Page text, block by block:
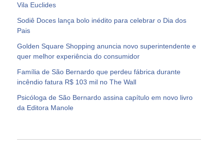
Vila Euclides
Sodiê Doces lança bolo inédito para celebrar o Dia dos
Pais
Golden Square Shopping anuncia novo superintendente e
quer melhor experiência do consumidor
Família de São Bernardo que perdeu fábrica durante
incêndio fatura R$ 103 mil no The Wall
Psicóloga de São Bernardo assina capítulo em novo livro
da Editora Manole